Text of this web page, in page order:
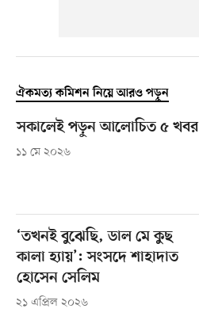
ঐকমত্য কমিশন নিয়ে আরও পড়ুন
সকালেই পড়ুন আলোচিত ৫ খবর
১১ মে ২০২৬
‘তখনই বুঝেছি, ডাল মে কুছ
কালা হ্যায়’: সংসদে শাহাদাত
হোসেন সেলিম
২১ এপ্রিল ২০২৬